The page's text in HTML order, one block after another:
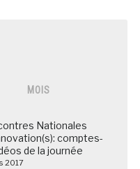
MOIS
Nationales
comptes-
de la journée
2017